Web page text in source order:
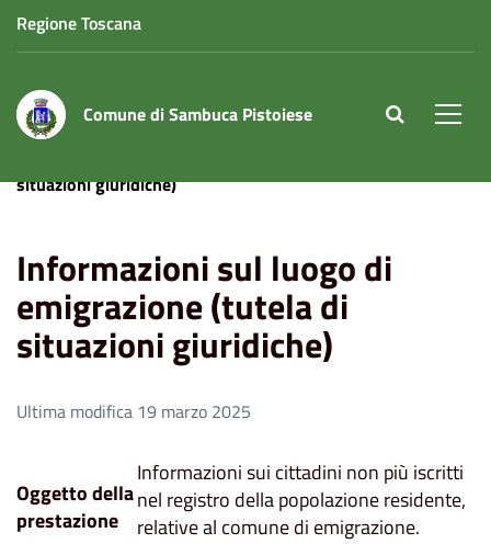
Regione Toscana
Comune di Sambuca Pistoiese site.searc
situazioni giuridiche)
Informazioni sul luogo di
emigrazione (tutela di
situazioni giuridiche)
Ultima modifica 19 marzo 2025
Oggetto della
prestazione
Informazioni sui cittadini non più iscritti
nel registro della popolazione residente,
relative al comune di emigrazione.